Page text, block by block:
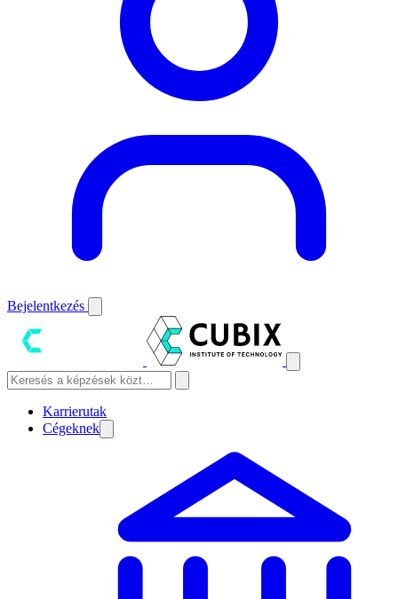
Bejelentkezés
Karrierutak
Cégeknek